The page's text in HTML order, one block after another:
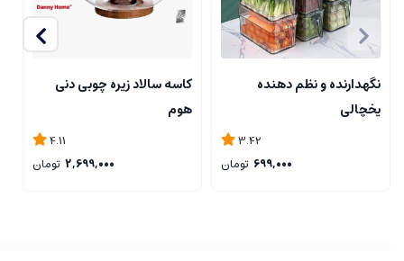
نگهدارنده و نظم دهنده
یخچالی
3.42
699,000 تومان
کاسه سالاد زیره چوبی دنی
هوم
4.11
2,699,000 تومان